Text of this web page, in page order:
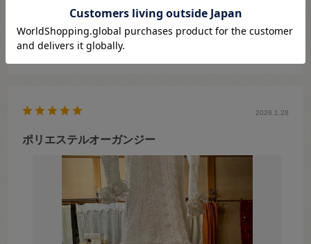
い得に購入出来ました(o^^o)
2026.1.28
ポリエステルオーガンジー